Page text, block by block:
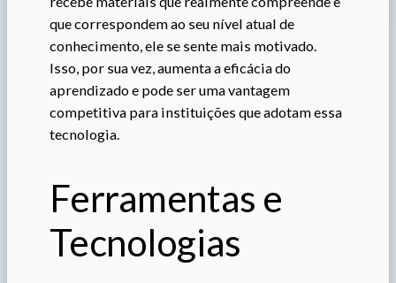
que correspondem ao seu nível atual de
conhecimento, ele se sente mais motivado.
Isso, por sua vez, aumenta a eficácia do
aprendizado e pode ser uma vantagem
competitiva para instituições que adotam essa
tecnologia.
Ferramentas e
Tecnologias